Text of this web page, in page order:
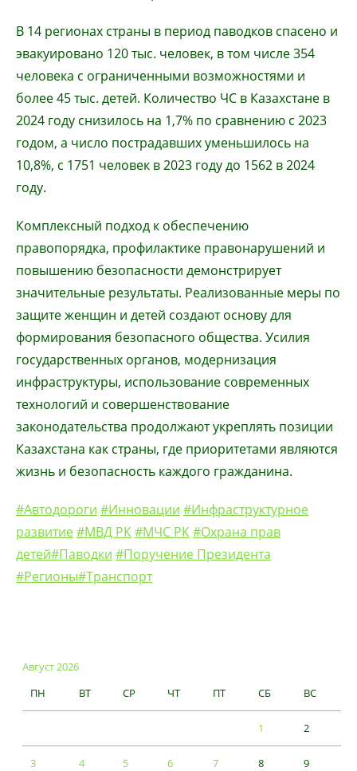
В 14 регионах страны в период паводков спасено и
эвакуировано 120 тыс. человек, в том числе 354
человека с ограниченными возможностями и
более 45 тыс. детей. Количество ЧС в Казахстане в
2024 году снизилось на 1,7% по сравнению с 2023
годом, а число пострадавших уменьшилось на
10,8%, с 1751 человек в 2023 году до 1562 в 2024
году.
Комплексный подход к обеспечению
правопорядка, профилактике правонарушений и
повышению безопасности демонстрирует
значительные результаты. Реализованные меры по
защите женщин и детей создают основу для
формирования безопасного общества. Усилия
государственных органов, модернизация
инфраструктуры, использование современных
технологий и совершенствование
законодательства продолжают укреплять позиции
Казахстана как страны, где приоритетами являются
жизнь и безопасность каждого гражданина.
#Автодороги #Инновации #Инфраструктурное
развитие#МВД РК#МЧС РК#Охрана прав
детей#Паводки #Поручение Президента
#Регионы#Транспорт
Август 2026
ПН
ВТ СР ЧТ ПТ СБ ВС
1 2
3 4 5 6 7 8 9